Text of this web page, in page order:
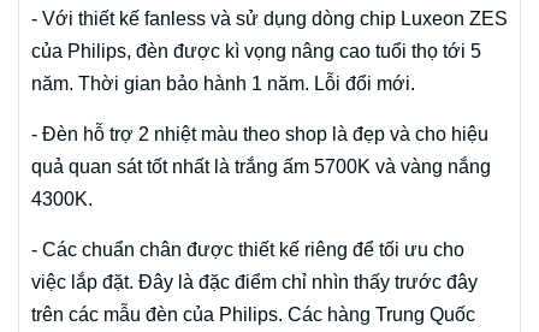
- Với thiết kế fanless và sử dụng dòng chip Luxeon ZES
của Philips, đèn được kì vọng nâng cao tuổi thọ tới 5
năm. Thời gian bảo hành 1 năm. Lỗi đổi mới.
- Đèn hỗ trợ 2 nhiệt màu theo shop là đẹp và cho hiệu
quả quan sát tốt nhất là trắng ấm 5700K và vàng nắng
4300K.
- Các chuẩn chân được thiết kế riêng để tối ưu cho
việc lắp đặt. Đây là đặc điểm chỉ nhìn thấy trước đây
trên các mẫu đèn của Philips. Các hàng Trung Quốc